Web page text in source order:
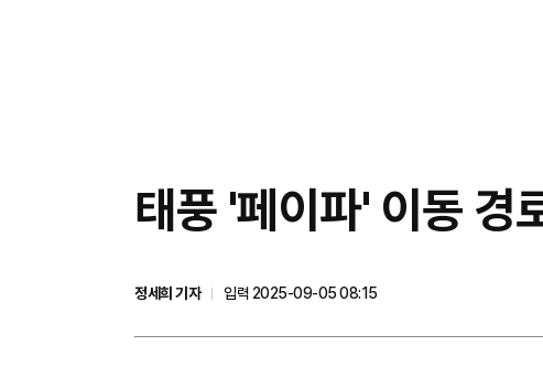
태풍 '페이파' 이동
정세희 기자
입력 2025-09-05 08:15